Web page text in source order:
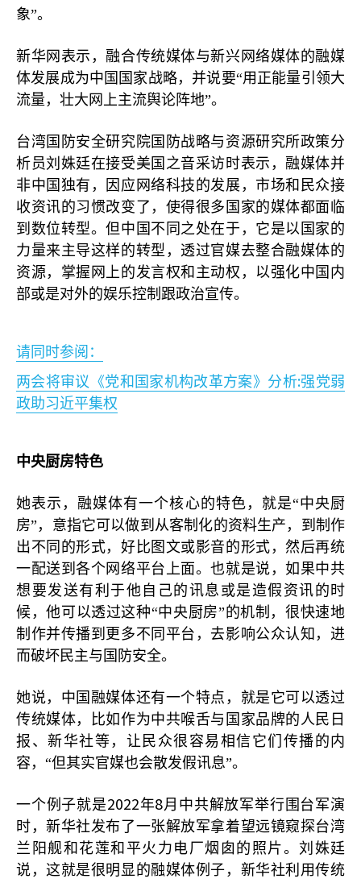
象”。
新华网表示，融合传统媒体与新兴网络媒体的融媒
体发展成为中国国家战略，并说要“用正能量引领大
流量，壮大网上主流舆论阵地”。
台湾国防安全研究院国防战略与资源研究所政策分
析员刘姝廷在接受美国之音采访时表示，融媒体并
非中国独有，因应网络科技的发展，市场和民众接
收资讯的习惯改变了，使得很多国家的媒体都面临
到数位转型。但中国不同之处在于，它是以国家的
力量来主导这样的转型，透过官媒去整合融媒体的
资源，掌握网上的发言权和主动权，以强化中国内
部或是对外的娱乐控制跟政治宣传。
请同时参阅：
两会将审议《党和国家机构改革方案》分析:强党弱
政助习近平集权
中央厨房特色
她表示，融媒体有一个核心的特色，就是“中央厨
房”，意指它可以做到从客制化的资料生产，到制作
出不同的形式，好比图文或影音的形式，然后再统
一配送到各个网络平台上面。也就是说，如果中共
想要发送有利于他自己的讯息或是造假资讯的时
候，他可以透过这种“中央厨房”的机制，很快速地
制作并传播到更多不同平台，去影响公众认知，进
而破坏民主与国防安全。
她说，中国融媒体还有一个特点，就是它可以透过
传统媒体，比如作为中共喉舌与国家品牌的人民日
报、新华社等，让民众很容易相信它们传播的内
容，“但其实官媒也会散发假讯息”。
一个例子就是2022年8月中共解放军举行围台军演
时，新华社发布了一张解放军拿着望远镜窥探台湾
兰阳舰和花莲和平火力电厂烟囱的照片。刘姝廷
说，这就是很明显的融媒体例子，新华社利用传统